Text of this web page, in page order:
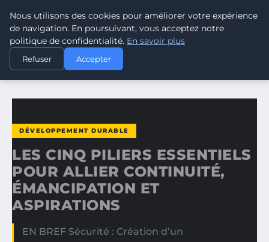
CLIMATE GUARDIAN
ACCUEIL
DÉVELOPPEMENT DURABLE
LES CINQ PILIERS ESSENTIELS POUR ALLIER CONTINUITÉ…
DÉVELOPPEMENT DURABLE
LES CINQ PILIERS ESSENTIELS
POUR ALLIER CONTINUITÉ,
ÉMANCIPATION ET
ASPIRATIONS
EN BREF Sécurité : Création d’un
Nous utilisons des cookies pour améliorer votre expérience
de navigation. En poursuivant, vous acceptez notre
politique de confidentialité. En savoir plus
Refuser Accepter